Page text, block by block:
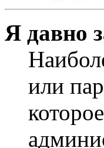
Я давно
или